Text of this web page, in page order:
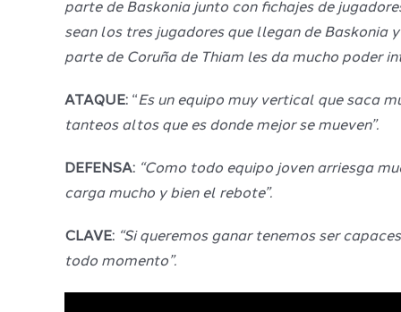
parte de Baskonia junto con fichajes de
sean los tres jugadores que llegan de Baskonia
parte de Coruña de Thiam les da mucho poder
ATAQUE:“Es un equipo muy vertical que saca
tanteos altos que es donde mejor se mueven”.
DEFENSA: “Como todo equipo joven arriesga
carga mucho y bien el rebote”.
CLAVE: “Si queremos ganar tenemos ser
todo momento”.